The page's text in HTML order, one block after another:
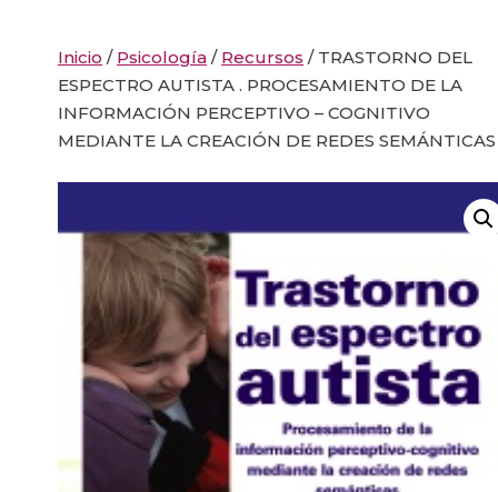
Inicio / Psicología / Recursos / TRASTORNO DEL
ESPECTRO AUTISTA . PROCESAMIENTO DE LA
INFORMACIÓN PERCEPTIVO – COGNITIVO
MEDIANTE LA CREACIÓN DE REDES SEMÁNTICAS